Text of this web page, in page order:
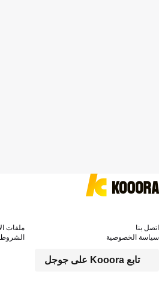
تابع Kooora على جوجل
اتصل بنا
ملفات
سياسة الخصوصية
الشروط